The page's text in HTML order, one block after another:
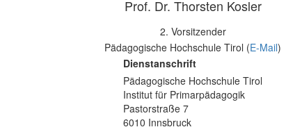
Prof. Dr. Thorsten Kosler
2. Vorsitzender
Pädagogische Hochschule Tirol (E-Mail)
Dienstanschrift
Pädagogische Hochschule Tirol
Institut für Primarpädagogik
Pastorstraße 7
6010 Innsbruck